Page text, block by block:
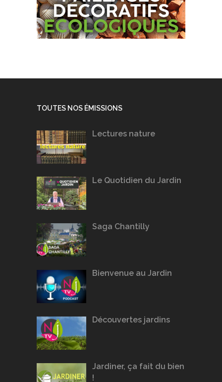
TOUTES NOS ÉMISSIONS
Lectures nature
Le Quotidien du Jardin
Saga Chantilly
Bienvenue au Jardin
Découvertes jardins
Jardiner, ça fait du bien
!